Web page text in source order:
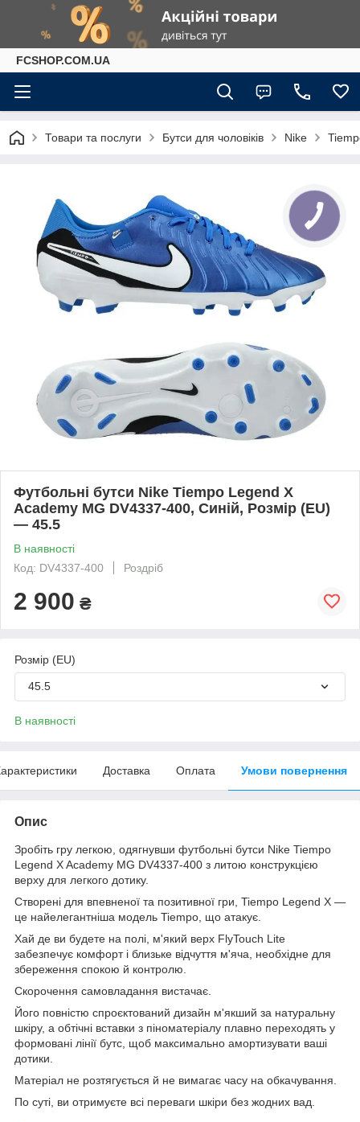
FCSHOP.COM.UA
Товари та послуги Бутси для чоловіків Nike
Футбольні бутси Nike Tiempo Legend X
Academy MG DV4337-400, Синій, Розмір (EU)
— 45.5
В наявності
Код: DV4337-400
Роздріб
2 900 ₴
Розмір (EU)
45.5
В наявності
Доставка Оплата Умови повернення
Опис
Зробіть гру легкою, одягнувши футбольні бутси Nike Tiempo
Legend X Academy MG DV4337-400 з литою конструкцією
верху для легкого дотику.
Створені для впевненої та позитивної гри, Tiempo Legend X —
це найелегантніша модель Tiempo, що атакує.
Хай де ви будете на полі, м'який верх FlyTouch Lite
забезпечує комфорт і близьке відчуття м'яча, необхідне для
збереження спокою й контролю.
Скорочення самовладання вистачає.
Його повністю спроєктований дизайн м'якший за натуральну
шкіру, а обтічні вставки з піноматеріалу плавно переходять у
формовані лінії бутс, щоб максимально амортизувати ваші
дотики.
Матеріал не розтягується й не вимагає часу на обкачування.
По суті, ви отримуєте всі переваги шкіри без жодних вад.